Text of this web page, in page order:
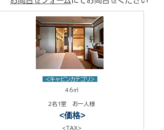
<キャビンカテゴリ>
46㎡
2名1室 お一人様
<価格>
<TAX>